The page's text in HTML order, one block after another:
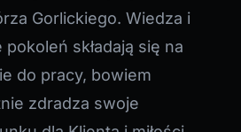
Gorlickiego. Wiedza i
składają się na
do pracy, bowiem
zdradza swoje